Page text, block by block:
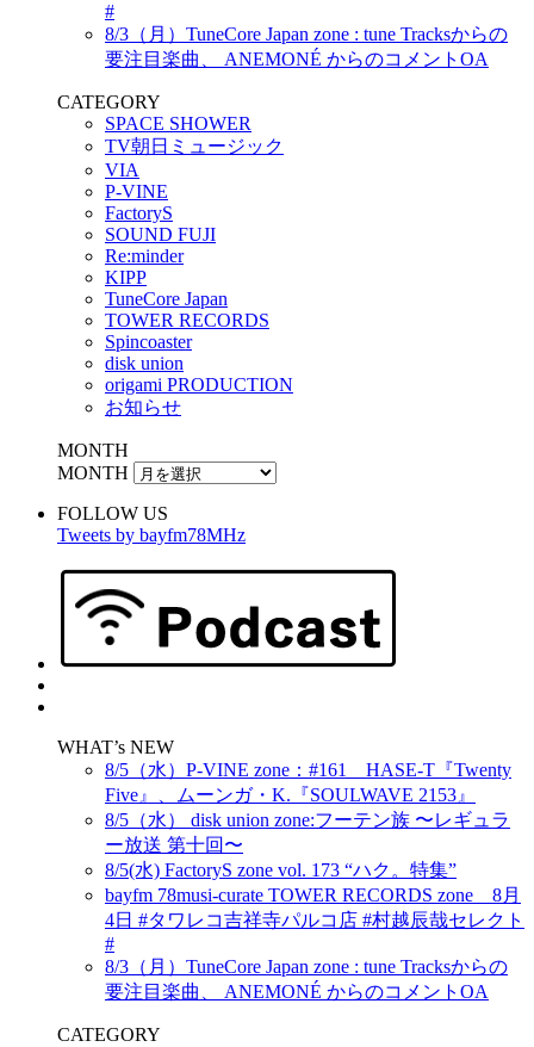
#
8/3（月）TuneCore Japan zone : tune Tracksからの
要注目楽曲、 ANEMONÉ からのコメントOA
CATEGORY
SPACE SHOWER
TV朝日ミュージック
VIA
P-VINE
FactoryS
SOUND FUJI
Re:minder
KIPP
TuneCore Japan
TOWER RECORDS
Spincoaster
disk union
origami PRODUCTION
お知らせ
MONTH
MONTH
FOLLOW US
Tweets by bayfm78MHz
WHAT’s NEW
8/5（水）P-VINE zone：#161 HASE-T『Twenty
Five』、ムーンガ・K.『SOULWAVE 2153』
8/5（水） disk union zone:フーテン族 〜レギュラ
ー放送 第十回〜
8/5(水) FactoryS zone vol. 173 “ハク。特集”
bayfm 78musi-curate TOWER RECORDS zone 8月
4日 #タワレコ吉祥寺パルコ店 #村越辰哉セレクト
#
8/3（月）TuneCore Japan zone : tune Tracksからの
要注目楽曲、 ANEMONÉ からのコメントOA
CATEGORY